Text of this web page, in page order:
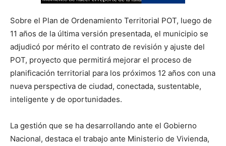
Sobre el Plan de Ordenamiento Territorial POT, luego de
11 años de la última versión presentada, el municipio se
adjudicó por mérito el contrato de revisión y ajuste del
POT, proyecto que permitirá mejorar el proceso de
planificación territorial para los próximos 12 años con una
nueva perspectiva de ciudad, conectada, sustentable,
inteligente y de oportunidades.
La gestión que se ha desarrollando ante el Gobierno
Nacional, destaca el trabajo ante Ministerio de Vivienda,